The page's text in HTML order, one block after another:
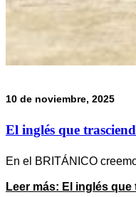
10 de noviembre, 2025
El inglés que
En el BRITÁNICO
Leer más: El inglés que